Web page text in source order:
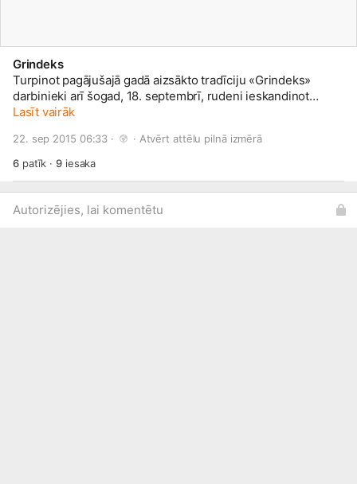
Grindeks
Turpinot pagājušajā gadā aizsākto tradīciju «Grindeks»
darbinieki arī šogad, 18. septembrī, rudeni ieskandinot
devās uz z/s “Rozetes”, kur piedalījās ābolu un bumbieru
Ziemassvētku dāvanu klientiem un sadarbības partneriem,
kā arī daļu no tās ziedotu labdarībai.
Lasīt vairāk
22. sep 2015 06:33 · · Atvērt attēlu pilnā izmērā
6patīk ·9iesaka
Autorizējies, lai komentētu